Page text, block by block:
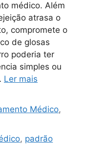
médico. Além
atrasa o
compromete o
de glosas
poderia ter
simples ou
Ler mais
Médico,
, padrão